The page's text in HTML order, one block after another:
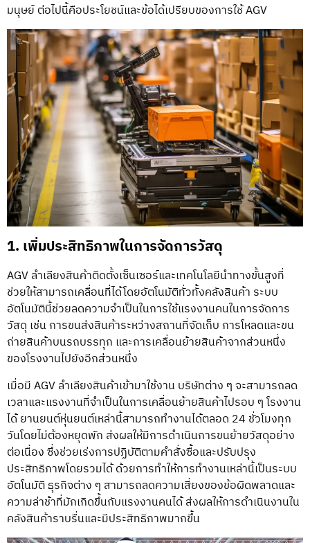
มนุษย์ ต่อไปนี้คือประโยชน์และข้อได้เปรียบของการใช้ AGV
1. เพิ่มประสิทธิภาพในการจัดการวัสดุ
AGV ลำเลียงสินค้าติดตั้งเซ็นเซอร์และเทคโนโลยีนำทางขั้นสูงที่
ช่วยให้สามารถเคลื่อนที่ได้โดยอัตโนมัติทั่วทั้งคลังสินค้า ระบบ
อัตโนมัตินี้ช่วยลดความจำเป็นในการใช้แรงงานคนในการจัดการ
วัสดุ เช่น การขนส่งสินค้าระหว่างสถานที่จัดเก็บ การโหลดและขน
ถ่ายสินค้าบนรถบรรทุก และการเคลื่อนย้ายสินค้าจากส่วนหนึ่ง
ของโรงงานไปยังอีกส่วนหนึ่ง
เมื่อมี AGV ลำเลียงสินค้าเข้ามาใช้งาน บริษัทต่าง ๆ จะสามารถลด
เวลาและแรงงานที่จำเป็นในการเคลื่อนย้ายสินค้าไปรอบ ๆ โรงงาน
ได้ ยานยนต์หุ่นยนต์เหล่านี้สามารถทำงานได้ตลอด 24 ชั่วโมงทุก
วันโดยไม่ต้องหยุดพัก ส่งผลให้มีการดำเนินการขนย้ายวัสดุอย่าง
ต่อเนื่อง ซึ่งช่วยเร่งการปฏิบัติตามคำสั่งซื้อและปรับปรุง
ประสิทธิภาพโดยรวมได้ ด้วยการทำให้การทำงานเหล่านี้เป็นระบบ
อัตโนมัติ ธุรกิจต่าง ๆ สามารถลดความเสี่ยงของข้อผิดพลาดและ
ความล่าช้าที่มักเกิดขึ้นกับแรงงานคนได้ ส่งผลให้การดำเนินงานใน
คลังสินค้าราบรื่นและมีประสิทธิภาพมากขึ้น